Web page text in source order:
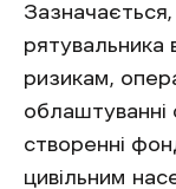
рятувальника
ризикам,
облаштуванні
створенні
цивільним